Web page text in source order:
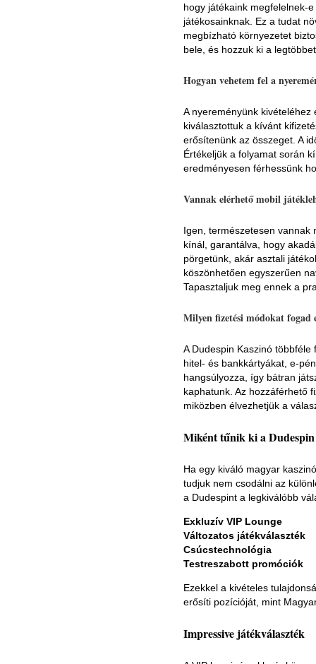
hogy játékaink megfelelnek-
játékosainknak. Ez a tudat
megbízható környezetet
bele, és hozzuk ki a
Hogyan vehetem fel a
A nyereményünk
kiválasztottuk a kívánt
erősítenünk az összeget. A
Értékeljük a folyamat során
eredményesen férhessünk
Vannak elérhető mobil
Igen, természetesen vannak
kínál, garantálva, hogy
pörgetünk, akár asztali
köszönhetően egyszerűen
Tapasztaljuk meg ennek a
Milyen fizetési módokat fogad
A Dudespin Kaszinó
hitel- és bankkártyákat, e-
hangsúlyozza, így bátran
kaphatunk. Az hozzáférhető
miközben élvezhetjük a
Miként tűnik ki a Dudespin
Ha egy kiváló magyar
tudjuk nem csodálni az
a Dudespint a legkiválóbb
Exkluzív VIP Lounge
Változatos játékválaszték
Csúcstechnológia
Testreszabott promóciók
Ezekkel a kivételes
erősíti pozícióját, mint
Impressive játékválaszték